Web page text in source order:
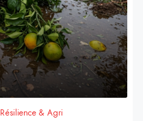
Résilience & Agri